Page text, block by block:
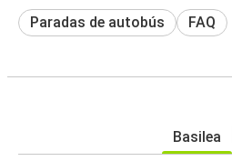
Paradas de autobús FAQ
Basilea